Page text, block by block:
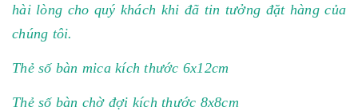
hài lòng cho quý khách khi đã tin tưởng đặt hàng của
chúng tôi.
Thẻ số bàn mica kích thước 6x12cm
Thẻ số bàn chờ đợi kích thước 8x8cm